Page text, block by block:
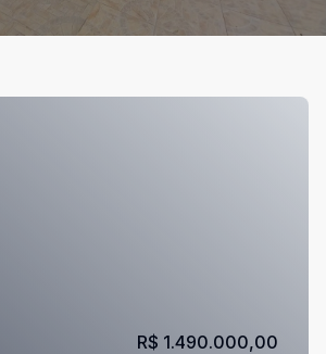
R$ 1.490.000,00